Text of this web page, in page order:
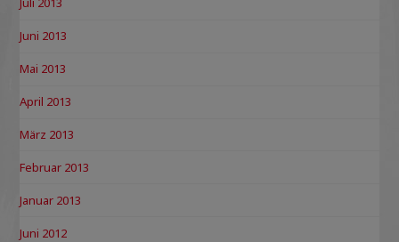
Juni 2013
Mai 2013
April 2013
März 2013
Februar 2013
Januar 2013
Juni 2012